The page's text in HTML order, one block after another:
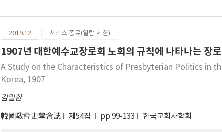
세계관과 가치관, 윤리관과 삶의 양식의 변화를 의미하는 회심과 성화
2019.12 서비스 종료(열람 제한)
1907년 대한예수교장로회 노회의 규칙에 나타나는 장
A Study on the Characteristics of Presbyterian Politics in
Korea, 1907
김일환
韓國敎會史學會誌 제54집 pp.99-133 한국교회사학회